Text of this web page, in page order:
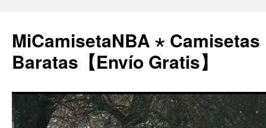
MiCamisetaNBA ⋆ Camisetas
Baratas【Envío Gratis】